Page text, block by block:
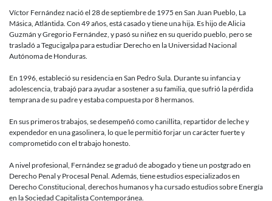
Víctor Fernández nació el 28 de septiembre de 1975 en San Juan Pueblo, La
Másica, Atlántida. Con 49 años, está casado y tiene una hija. Es hijo de Alicia
Guzmán y Gregorio Fernández, y pasó su niñez en su querido pueblo, pero se
trasladó a Tegucigalpa para estudiar Derecho en la Universidad Nacional
Autónoma de Honduras.
En 1996, estableció su residencia en San Pedro Sula. Durante su infancia y
adolescencia, trabajó para ayudar a sostener a su familia, que sufrió la pérdida
temprana de su padre y estaba compuesta por 8 hermanos.
En sus primeros trabajos, se desempeñó como canillita, repartidor de leche y
expendedor en una gasolinera, lo que le permitió forjar un carácter fuerte y
comprometido con el trabajo honesto.
A nivel profesional, Fernández se graduó de abogado y tiene un postgrado en
Derecho Penal y Procesal Penal. Además, tiene estudios especializados en
Derecho Constitucional, derechos humanos y ha cursado estudios sobre Energía
en la Sociedad Capitalista Contemporánea.